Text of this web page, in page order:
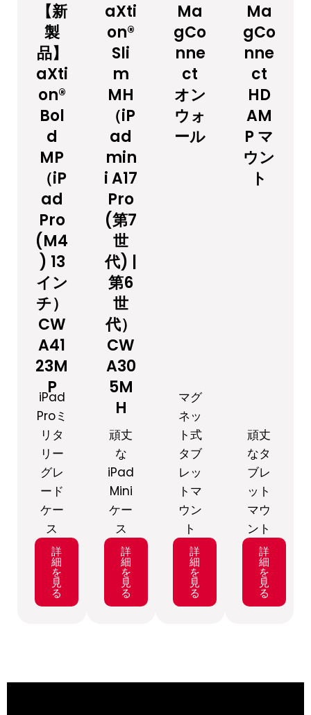
【新
製
品】
aXti
on®
Bol
d
MP
（iP
ad
Pro
(M4
) 13
イン
チ）
CW
A41
23M
P
iPad
Proミ
リタ
リー
グレ
ード
ケー
ス
詳
細
を
見
る
aXti
on®
Sli
m
MH
（iP
ad
min
i A17
Pro
(第7
世
代) |
第6
世
代）
CW
A30
5M
H
頑丈
な
iPad
Mini
ケー
ス
詳
細
を
見
る
Ma
gCo
nne
ct
オン
ウォ
ール
マグ
ネッ
ト式
タブ
レッ
トマ
ウン
ト
詳
細
を
見
る
Ma
gCo
nne
ct
HD
AM
P マ
ウン
ト
頑丈
なタ
ブレ
ット
マウ
ント
詳
細
を
見
る